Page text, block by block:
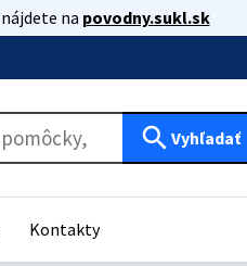
na povodny.sukl.sk
search Vyhľadať
Kontakty